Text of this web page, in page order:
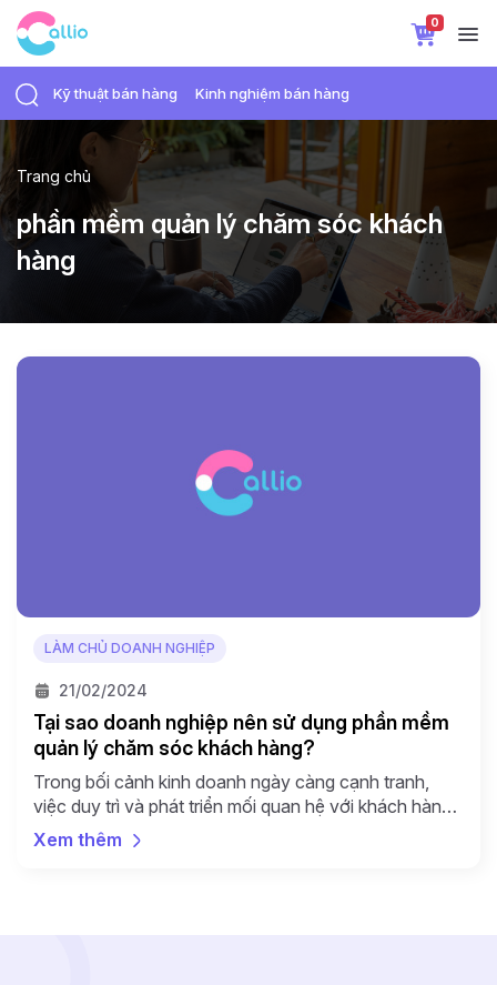
0
Kỹ thuật bán hàng Kinh nghiệm bán hàng
Trang chủ
phần mềm quản lý chăm sóc khách
hàng
LÀM CHỦ DOANH NGHIỆP
21/02/2024
Tại sao doanh nghiệp nên sử dụng phần mềm
quản lý chăm sóc khách hàng?
Trong bối cảnh kinh doanh ngày càng cạnh tranh,
việc duy trì và phát triển mối quan hệ với khách hàng
trở thành ưu tiên hàng đầu của mọi doanh nghiệp.
Phần mềm quản lý chăm sóc khách hàng (CRM)
Xem thêm